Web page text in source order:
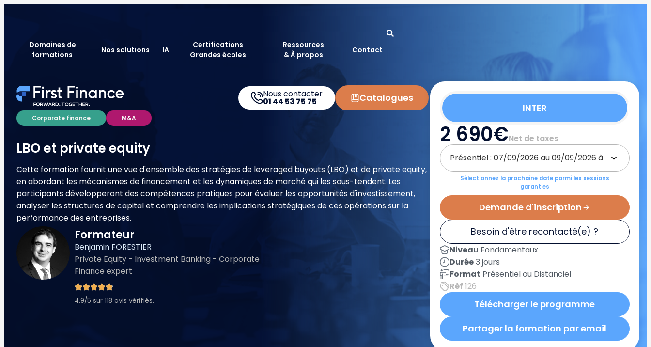
INTER
2 690€Net de taxes
Sélectionnez la prochaine date parmi les sessions
garanties
Demande d'inscription
Besoin d'être recontacté(e) ?
Niveau Fondamentaux
Durée3 jours
Format Présentiel ou Distanciel
Réf 126
Télécharger le programme
Partager la formation par email
Domaines de
formations
Nos solutions IA
Certifications
Grandes écoles
Ressources
& À propos
Contact
Catalogues
Nous contacter
01 44 53 75 75
Corporate finance M&A
LBO et private equity
Cette formation fournit une vue d'ensemble des stratégies de leveraged buyouts (LBO) et de private equity,
en abordant les mécanismes de financement et les dynamiques de marché qui les sous-tendent. Les
participants développeront des compétences pratiques pour évaluer les opportunités d'investissement,
analyser les structures de capital et comprendre les implications stratégiques de ces opérations sur la
performance des entreprises.
Formateur
Benjamin FORESTIER
Private Equity - Investment Banking - Corporate
Finance expert
4.9/5 sur 118 avis vérifiés.